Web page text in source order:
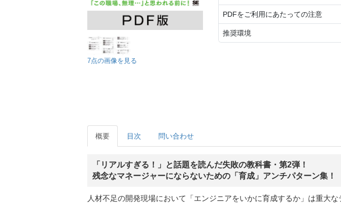
7点の画像を見る
PDFをご利用にあたっての注意
推奨環境
概要 目次 問い合わせ
「リアルすぎる！」と話題を読んだ失敗の教科書・第2弾！
残念なマネージャーにならないための「育成」アンチパターン集！
人材不足の開発現場において「エンジニアをいかに育成するか」は重大